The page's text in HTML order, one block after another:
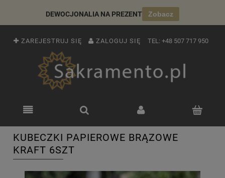
DEWOCJONALIA NA PREZENT Zobacz
ZAREJESTRUJ SIĘ ZALOGUJ SIĘ TEL: +48 507 717 950
KUBECZKI PAPIEROWE BRĄZOWE
KRAFT 6SZT